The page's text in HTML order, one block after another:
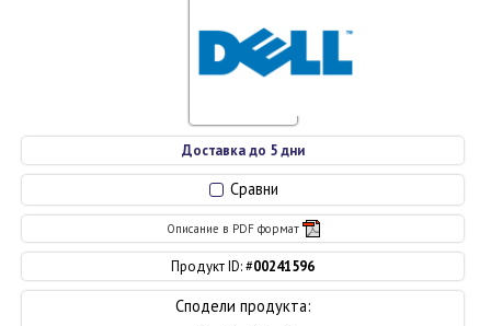
Сравни
Описание в PDF формат
Продукт ID: #00241596
Сподели продукта:
Доставка до 5 дни